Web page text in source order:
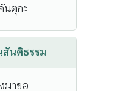
นตุกะ
สันติธรรม
มาขอ